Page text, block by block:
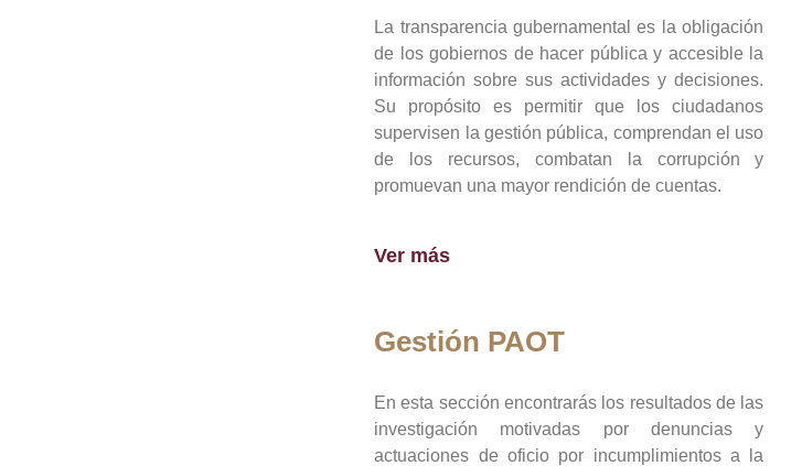
La transparencia gubernamental es la obligación
de los gobiernos de hacer pública y accesible la
información sobre sus actividades y decisiones.
Su propósito es permitir que los ciudadanos
supervisen la gestión pública, comprendan el uso
de los recursos, combatan la corrupción y
promuevan una mayor rendición de cuentas.
Ver más
Gestión PAOT
En esta sección encontrarás los resultados de las
investigación motivadas por denuncias y
actuaciones de oficio por incumplimientos a la